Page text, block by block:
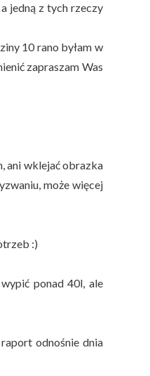
jedną z tych rzeczy
10 rano byłam w
zapraszam Was
ani wklejać obrazka
może więcej
:)
ponad 40l, ale
odnośnie dnia